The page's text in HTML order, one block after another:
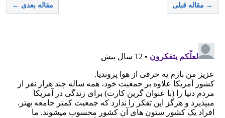
→ مقاله قبلی مقاله بعدی ←